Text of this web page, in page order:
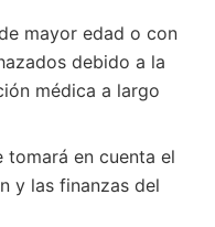
mayor edad o con
debido a la
médica a largo
tomará en cuenta el
y las finanzas del